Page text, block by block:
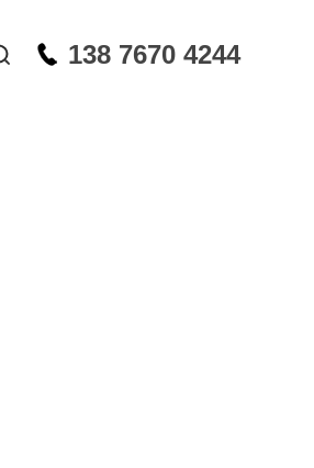
138 7670 4244